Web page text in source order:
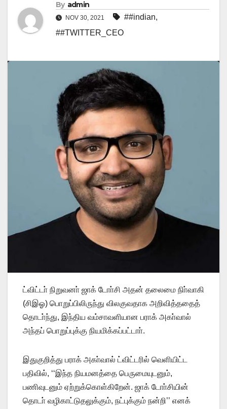
By admin
NOV 30, 2021 ##indian,
##TWITTER_CEO
ட்விட்டா் நிறுவனா் ஜாக் டோா்சி அதன் தலைமை நிா்வாகி
(சிஇஓ) பொறுப்பிலிருந்து விலகுவதாக அறிவித்ததைத்
தொடா்ந்து, இந்திய வம்சாவளியான பராக் அகா்வால்
அந்தப் பொறுப்புக்கு நியமிக்கப்பட்டாா்.
இதுகுறித்து பராக் அகா்வால் ட்விட்டரில் வெளியிட்ட
பதிவில், ‘‘இந்த நியமனத்தை பெருமையுடனும்,
பணிவுடனும் ஏற்றுக்கொள்கிறேன். ஜாக் டோா்சியின்
தொடா் வழிகாட்டுதலுக்கும், நட்புக்கும் நன்றி’’ எனக்